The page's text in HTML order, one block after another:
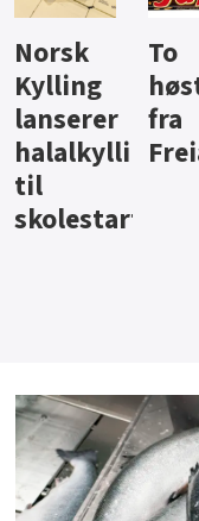
Knalltall
for Açai
Bowl
bli
i